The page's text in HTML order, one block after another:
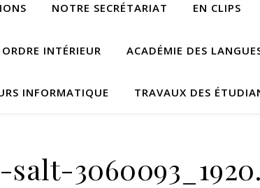
NOTRE SECRÉTARIAT EN CLIPS
INTÉRIEUR ACADÉMIE DES
INFORMATIQUE TRAVAUX DES